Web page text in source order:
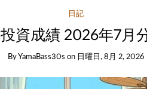
日記
投資成績 2026年7月
ByYamaBass30s on 日曜日, 8月 2, 2026